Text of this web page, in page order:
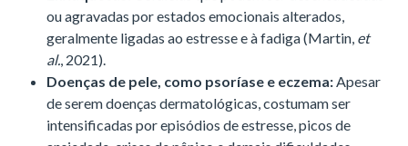
ou agravadas por estados emocionais alterados,
geralmente ligadas ao estresse e à fadiga (Martin, et
al., 2021).
Doenças de pele, como psoríase e eczema:Apesar
de serem doenças dermatológicas, costumam ser
intensificadas por episódios de estresse, picos de